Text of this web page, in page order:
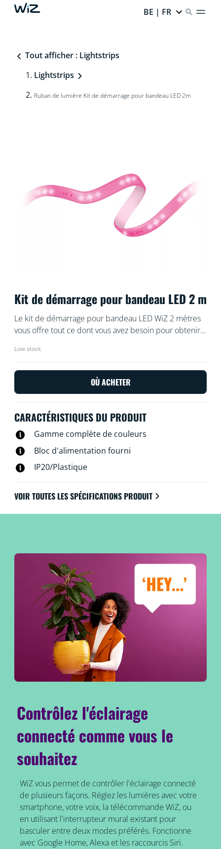
BE | FR
Tout afficher : Lightstrips
Lightstrips
Ruban de lumière Kit de démarrage pour bandeau LED 2m
Kit de démarrage pour bandeau LED 2 m
Le kit de démarrage pour bandeau LED WiZ 2 mètres
vous offre tout ce dont vous avez besoin pour obtenir
le bandeau flexible sur mesure pour ajouter un
Utilisez-la avec l'application WiZ ou votre voix pour la
tamiser et l'éclaircir, ou utilisez les modes de lumière
Low stock
OÙ ACHETER
CARACTÉRISTIQUES DU PRODUIT
Gamme complète de couleurs
Bloc d'alimentation fourni
IP20/Plastique
VOIR TOUTES LES SPÉCIFICATIONS PRODUIT
Contrôlez l'éclairage
connecté comme vous le
souhaitez
WiZ vous permet de contrôler l'éclairage connecté
de plusieurs façons. Réglez les lumières avec votre
smartphone, votre voix, la télécommande WiZ, ou
en utilisant l'interrupteur mural existant pour
basculer entre deux modes préférés. Fonctionne
avec Google Home, Alexa et les raccourcis Siri.